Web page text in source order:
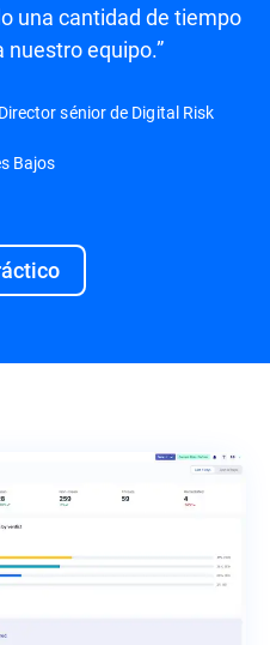
una cantidad de tiempo
equipo.”
sénior de Digital Risk
Bajos